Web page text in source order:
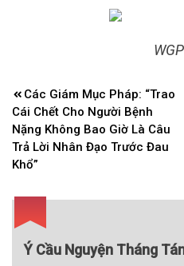
Điều
hướng
bài
viết
Các Giám Mục Pháp: “Trao
Cái Chết Cho Người Bệnh
Nặng Không Bao Giờ Là Câu
Trả Lời Nhân Đạo Trước Đau
Khổ”
Ý Cầu Nguyện Tháng